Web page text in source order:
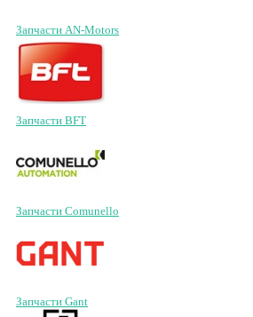
Запчасти AN-Motors
Запчасти BFT
Запчасти Comunello
Запчасти Gant